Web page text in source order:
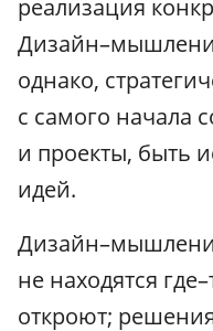
реализация
однако,
с самого начала
и проекты, быть
идей.
не находятся
откроют;